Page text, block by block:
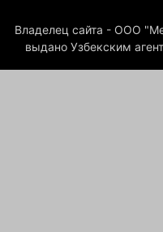
Владелец сайта - ООО
выдано Узбекским